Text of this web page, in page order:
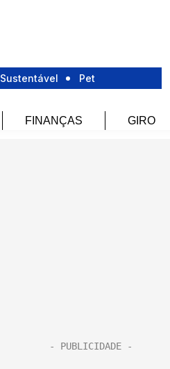
Sustentável Pet
FINANÇAS GIRO